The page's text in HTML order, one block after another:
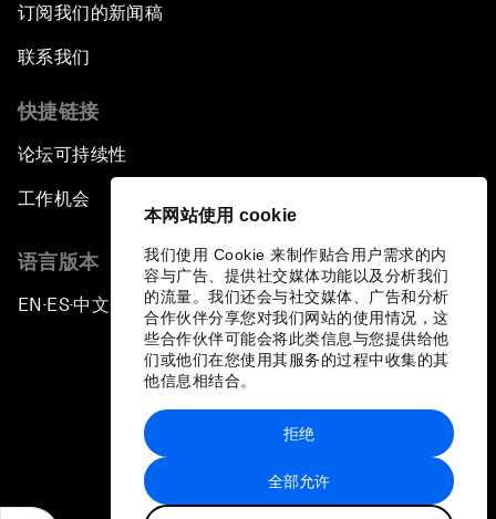
本网站使用 cookie
我们使用 Cookie 来制作贴合用户需求的内
容与广告、提供社交媒体功能以及分析我们
的流量。我们还会与社交媒体、广告和分析
合作伙伴分享您对我们网站的使用情况，这
些合作伙伴可能会将此类信息与您提供给他
们或他们在您使用其服务的过程中收集的其
他信息相结合。
全部允许
拒绝
订阅我们的新闻稿
联系我们
快捷链接
论坛可持续性
工作机会
语言版本
EN ▪ES▪中文▪ 日本語
站点地图